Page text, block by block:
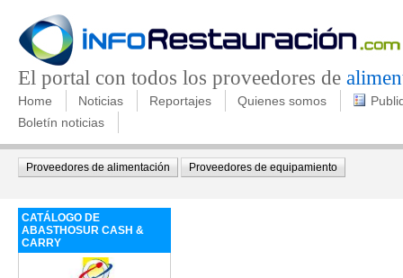
El portal con todos los proveedores de
Home Noticias Reportajes Quienes somos
Boletín noticias
Proveedores de alimentación Proveedores de equipamiento
CATÁLOGO DE
ABASTHOSUR CASH &
CARRY